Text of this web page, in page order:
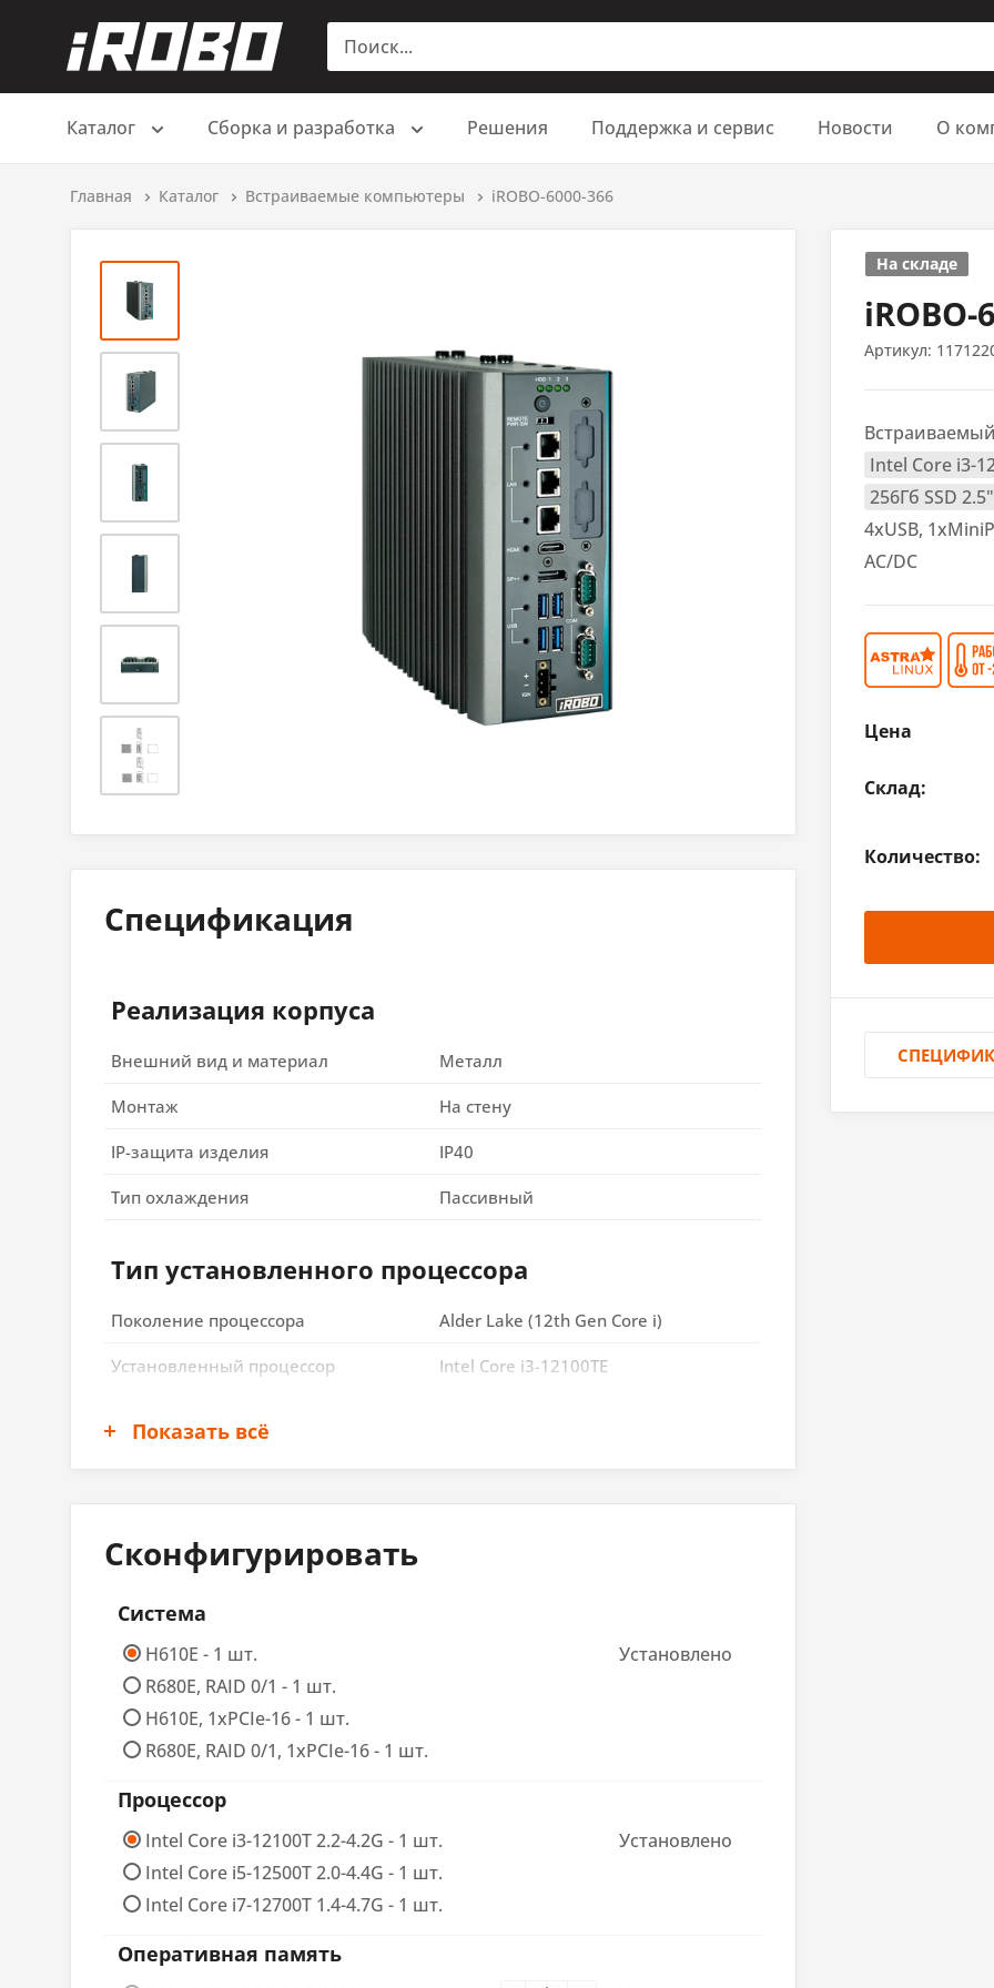
Каталог Сборка и разработка Решения Поддержка и сервис Новости О
Главная Каталог Встраиваемые компьютеры iROBO-6000-366
На складе
iROBO-
Артикул:
Intel Core i3-
256Гб SSD
4xUSB,
AC/DC
Цена
Склад:
Количество:
Спецификация
Реализация корпуса
Внешний вид и материал Металл
Монтаж На стену
IP-защита изделия IP40
Тип охлаждения Пассивный
Тип установленного процессора
Поколение процессора Alder Lake (12th Gen Core i)
Установленный процессор Intel Core i3-12100TE
Чипсет
Чипсет
ОЗУ
Тип ОЗУ
Разъемы для ОЗУ
Предустановленная память
Максимальный объем ОЗУ 64 ГБ
Показать всё
Сконфигурировать
Система
H610E - 1 шт.
Установлено
R680E, RAID 0/1 - 1 шт.
H610E, 1xPCIe-16 - 1 шт.
R680E, RAID 0/1, 1xPCIe-16 - 1 шт.
Процессор
Intel Core i3-12100T 2.2-4.2G - 1 шт.
Установлено
Intel Core i5-12500T 2.0-4.4G - 1 шт.
Intel Core i7-12700T 1.4-4.7G - 1 шт.
Оперативная память